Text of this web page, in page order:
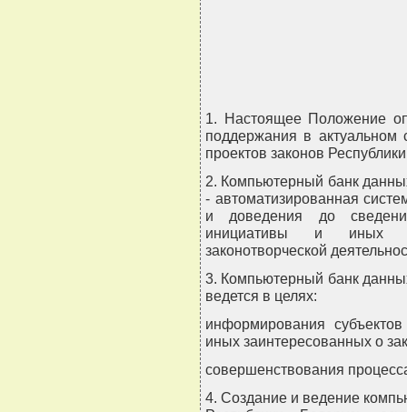
1. Настоящее Положение
поддержания в актуальном
проектов законов
2. Компьютерный банк
- автоматизированная
и доведения до
инициативы и иных
законотворческой
3. Компьютерный банк
ведется в целях:
информирования
иных заинтересованных о
совершенствования
4. Создание и ведение